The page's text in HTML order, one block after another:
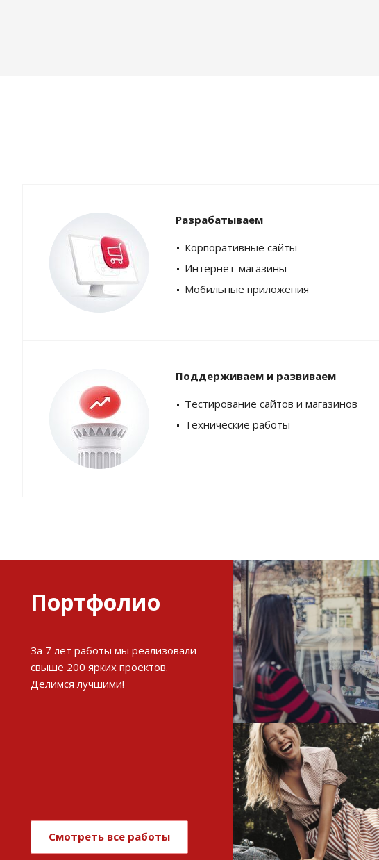
Разрабатываем
Корпоративные сайты
Интернет-магазины
Мобильные приложения
Поддерживаем и развиваем
Тестирование сайтов и магазинов
Технические работы
Портфолио
За 7 лет работы мы реализовали
свыше 200 ярких проектов.
Делимся лучшими!
Смотреть все работы
Развитие и
интернет-
Смотреть
Имиджевый
магазинов